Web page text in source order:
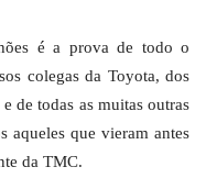
é a prova de todo o
colegas da Toyota, dos
de todas as muitas outras
aqueles que vieram antes
da TMC.